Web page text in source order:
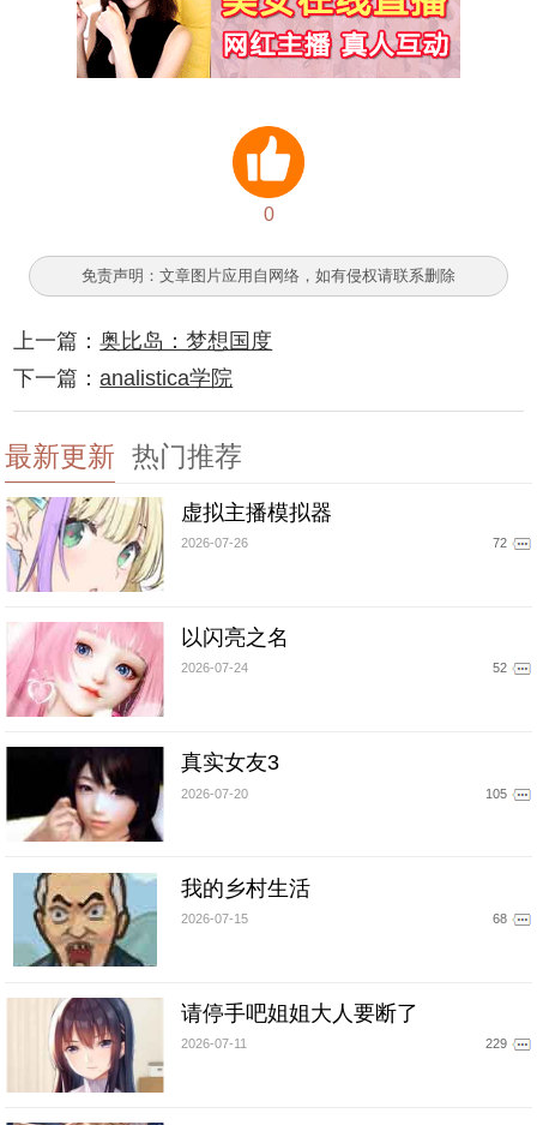
0
免责声明：文章图片应用自网络，如有侵权请联系删除
上一篇：奥比岛：梦想国度
下一篇：analistica学院
最新更新 热门推荐
虚拟主播模拟器
2026-07-26 72
以闪亮之名
2026-07-24 52
真实女友3
2026-07-20 105
我的乡村生活
2026-07-15 68
请停手吧姐姐大人要断了
2026-07-11 229